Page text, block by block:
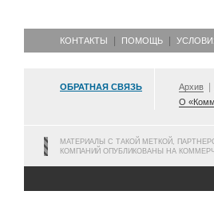
КОНТАКТЫ ПОМОЩЬ
ОБРАТНАЯ СВЯЗЬ Архив
О
МАТЕРИАЛЫ С ТАКОЙ МЕТКОЙ,
КОМПАНИЙ ОПУБЛИКОВАНЫ НА